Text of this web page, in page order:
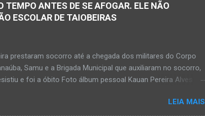
TEMPO ANTES DE SE AFOGAR. ELE NÃO
ESCOLAR DE TAIOBEIRAS
prestaram socorro até a chegada dos militares do Corpo
Samu e a Brigada Municipal que auxiliaram no socorro,
e foi a óbito Foto álbum pessoal Kauan Pereira Alves
tempo antes de se afogar e depois vir a óbito nesta terça-
LEIA MAIS